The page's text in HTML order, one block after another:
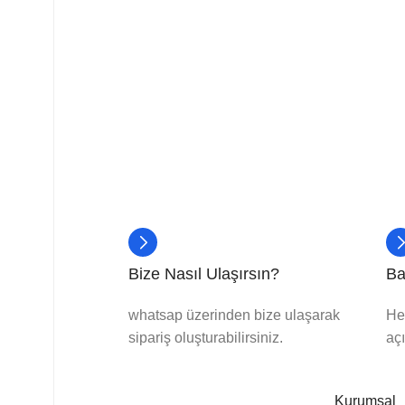
Bize Nasıl Ulaşırsın?
whatsap üzerinden bize ulaşarak
sipariş oluşturabilirsiniz.
Kurumsal